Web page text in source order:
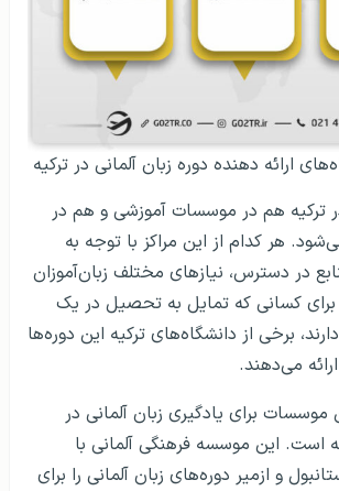
ارائه دهنده دوره زبان آلمانی در ترکیه
در ترکیه هم در موسسات آموزشی و هم در
هر کدام از این مراکز با توجه به
در دسترس، نیازهای مختلف زبان‌آموزان
برای کسانی که تمایل به تحصیل در یک
برخی از دانشگاه‌های ترکیه این دوره‌ها
می‌دهند.
برای یادگیری زبان آلمانی در
است. این موسسه فرهنگی آلمانی با
و ازمیر دوره‌های زبان آلمانی را برای